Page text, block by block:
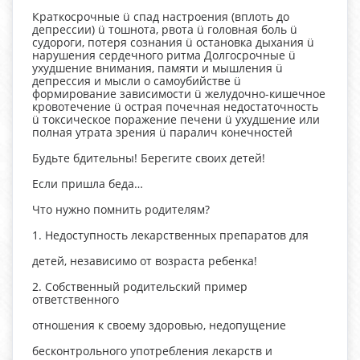
Краткосрочные ü спад настроения (вплоть до
депрессии) ü тошнота, рвота ü головная боль ü
судороги, потеря сознания ü остановка дыхания ü
нарушения сердечного ритма Долгосрочные ü
ухудшение внимания, памяти и мышления ü
депрессия и мысли о самоубийстве ü
формирование зависимости ü желудочно-кишечное
кровотечение ü острая почечная недостаточность
ü токсическое поражение печени ü ухудшение или
полная утрата зрения ü паралич конечностей
Будьте бдительны! Берегите своих детей!
Если пришла беда…
Что нужно помнить родителям?
1. Недоступность лекарственных препаратов для
детей, независимо от возраста ребенка!
2. Собственный родительский пример
ответственного
отношения к своему здоровью, недопущение
бесконтрольного употребления лекарств и